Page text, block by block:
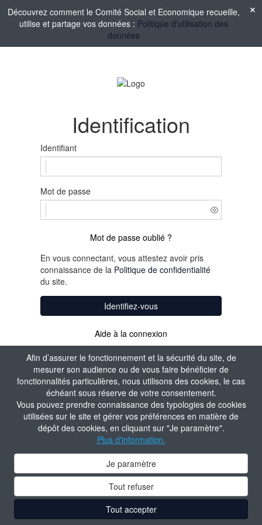
Afin d’assurer le fonctionnement et la sécurité du site, de
mesurer son audience ou de vous faire bénéficier de
fonctionnalités particulières, nous utilisons des cookies, le cas
échéant sous réserve de votre consentement.
Vous pouvez prendre connaissance des typologies de cookies
utilisées sur le site et gérer vos préférences en matière de
dépôt des cookies, en cliquant sur "Je paramètre".
Plus d'information.
Je paramètre
Tout refuser
Tout accepter
Découvrez comment le Comité Social et Economique recueille,
utilise et partage vos données : Politique d'utilisation des
données
Identification
Identifiant
Mot de passe
Mot de passe oublié ?
En vous connectant, vous attestez avoir pris
connaissance de la Politique de confidentialité
du site.
Identifiez-vous
Aide à la connexion